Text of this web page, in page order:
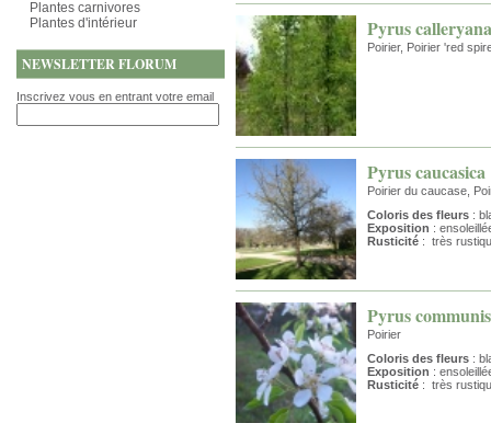
Plantes carnivores
Plantes d'intérieur
NEWSLETTER FLORUM
Inscrivez vous en entrant votre email
Pyrus
Poirier, Poirier 'red
Pyrus caucasica
Poirier du caucase,
Coloris des fleurs :
Exposition :
Rusticité : très
Pyrus communis
Poirier
Coloris des fleurs :
Exposition :
Rusticité : très